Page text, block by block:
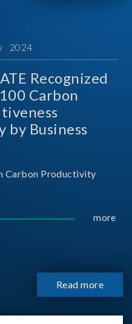
2024
Recognized
Carbon
by Business
Carbon Productivity
more
Read more